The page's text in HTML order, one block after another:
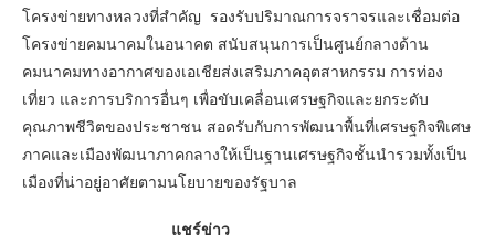
โครงข่ายทางหลวงที่สำคัญ รองรับปริมาณการจราจรและเชื่อมต่อ
โครงข่ายคมนาคมในอนาคต สนับสนุนการเป็นศูนย์กลางด้าน
คมนาคมทางอากาศของเอเชียส่งเสริมภาคอุตสาหกรรม การท่อง
เที่ยว และการบริการอื่นๆ เพื่อขับเคลื่อนเศรษฐกิจและยกระดับ
คุณภาพชีวิตของประชาชน สอดรับกับการพัฒนาพื้นที่เศรษฐกิจพิเศษ
ภาคและเมืองพัฒนาภาคกลางให้เป็นฐานเศรษฐกิจชั้นนำรวมทั้งเป็น
เมืองที่น่าอยู่อาศัยตามนโยบายของรัฐบาล
แชร์ข่าว